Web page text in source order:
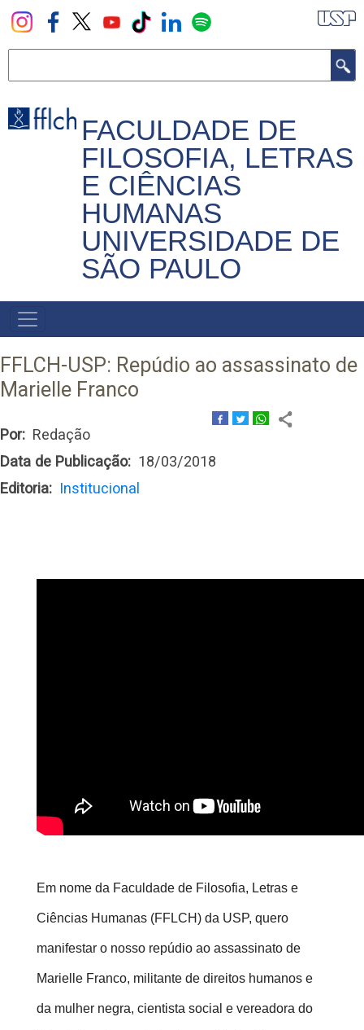
Pular
para
principal
FACULDADE DE
FILOSOFIA, LETRAS
E CIÊNCIAS
HUMANAS
UNIVERSIDADE DE
SÃO PAULO
NAVEGADOR
PRINCIPAL
FFLCH-USP: Repúdio ao assassinato de
Marielle Franco
Por
Redação
Data de Publicação
18/03/2018
Editoria
Institucional
Em nome da Faculdade de Filosofia, Letras e
Ciências Humanas (FFLCH) da USP, quero
manifestar o nosso repúdio ao assassinato de
Marielle Franco, militante de direitos humanos e
da mulher negra, cientista social e vereadora do